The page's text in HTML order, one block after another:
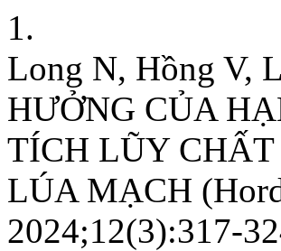
1.
Long N, Hồng V,
HƯỞNG CỦA
TÍCH LŨY
LÚA MẠCH
2024;12(3):317-